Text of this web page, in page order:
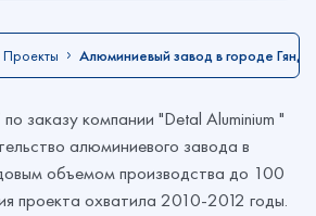
Проекты Алюминиевый завод в городе
заказу компании "Detal Aluminium "
алюминиевого завода в
объемом производства до 100
проекта охватила 2010-2012 годы.